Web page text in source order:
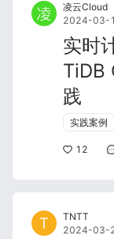
凌云Cloud
2024-03-
实时
TiDB
践
实践案例
12
TNTT
2024-03-